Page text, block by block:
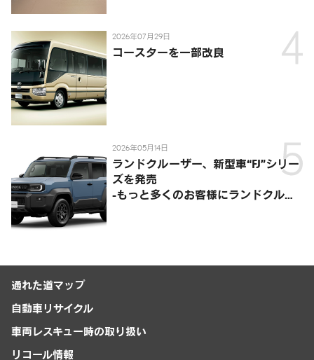
2026年07月29日
コースターを一部改良
2026年05月14日
ランドクルーザー、新型車“FJ”シリー
ズを発売
-もっと多くのお客様にランドクルー
通れた道マップ
自動車リサイクル
車両レスキュー時の取り扱い
リコール情報